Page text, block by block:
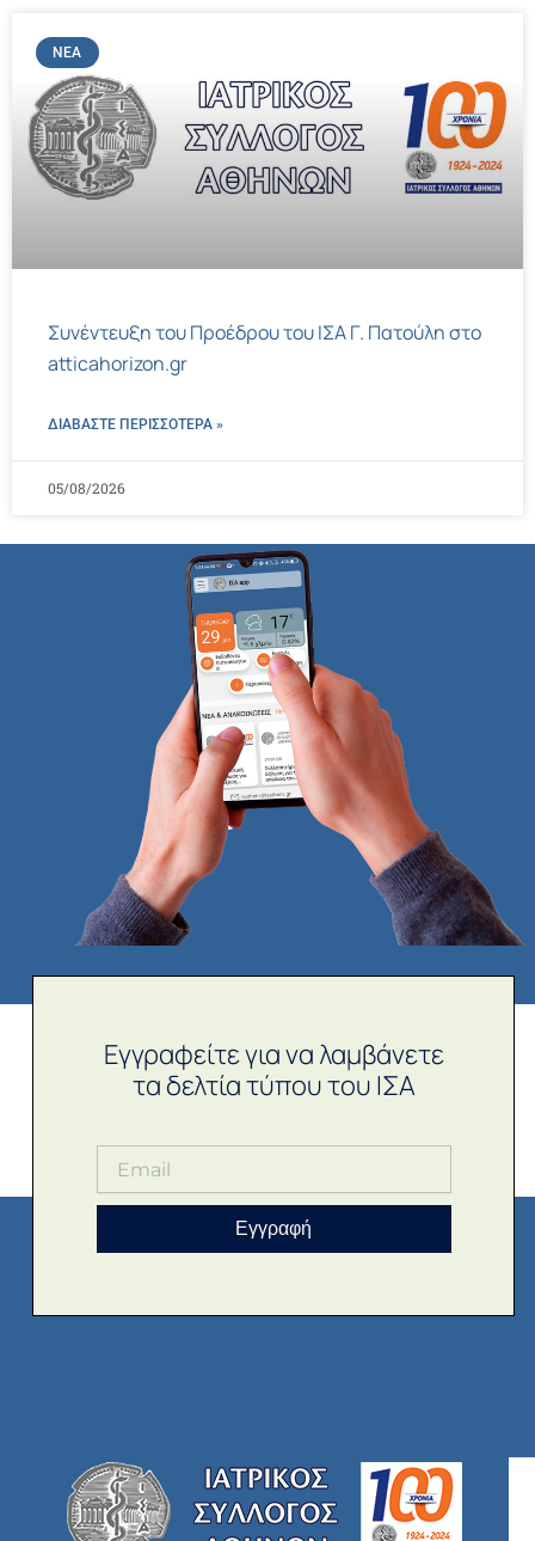
ΝΈΑ
Συνέντευξη του Προέδρου του ΙΣΑ Γ. Πατούλη στο
atticahorizon.gr
ΔΙΑΒΑΣΤΕ ΠΕΡΙΣΣΌΤΕΡΑ »
05/08/2026
Εγγραφείτε για να λαμβάνετε
τα δελτία τύπου του ΙΣΑ
Εγγραφή